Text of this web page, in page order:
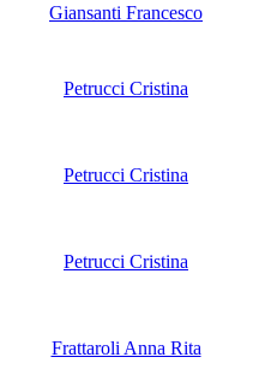
Giansanti Francesco
Petrucci Cristina
Petrucci Cristina
Petrucci Cristina
Frattaroli Anna Rita